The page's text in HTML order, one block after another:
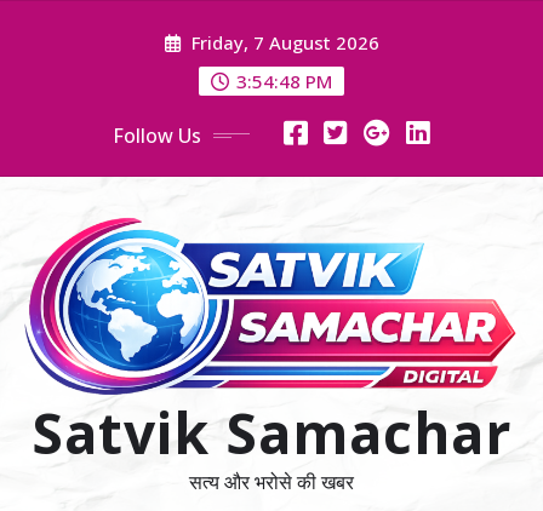
Friday, 7 August 2026
3:54:50 PM
Follow Us
Satvik Samachar
सत्य और भरोसे की खबर